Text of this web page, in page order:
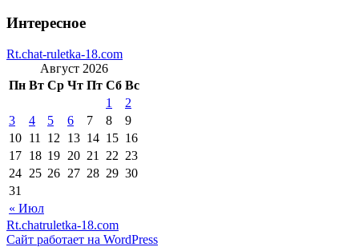
Интересное
Rt.chat-ruletka-18.com
Август 2026
Пн Вт Ср Чт Пт Сб Вс
« Июл
1
2
3
4 5 6 7 8
9
10 11 12 13 14 15 16
17 18 19 20 21 22 23
24 25 26 27 28 29 30
31
Rt.chatruletka-18.com
Сайт работает на WordPress